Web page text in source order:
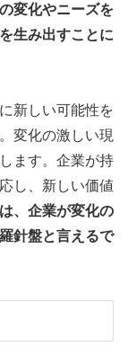
変化やニーズを
生み出すことに
新しい可能性を
変化の激しい現
ます。企業が持
し、新しい価値
、企業が変化の
針盤と言えるで